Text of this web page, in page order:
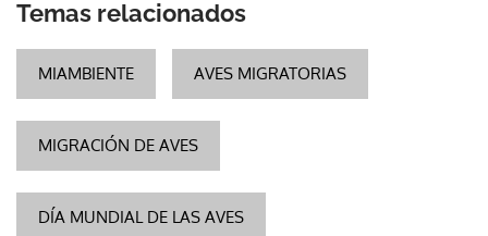
Temas relacionados
MIAMBIENTE AVES MIGRATORIAS
MIGRACIÓN DE AVES
DÍA MUNDIAL DE LAS AVES